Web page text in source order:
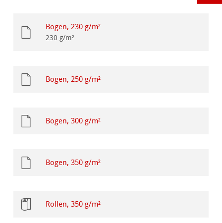
Bogen, 230 g/m²
230 g/m²
Bogen, 250 g/m²
Bogen, 300 g/m²
Bogen, 350 g/m²
Rollen, 350 g/m²